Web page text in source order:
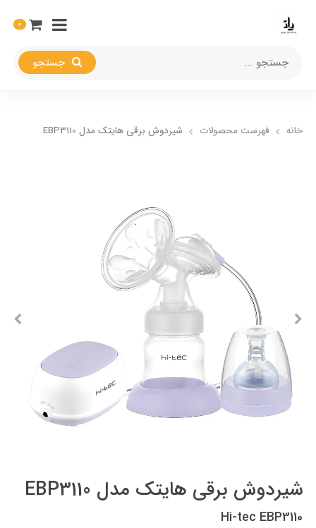
0
خانه فهرست محصولات شیردوش برقی هایتک مدل EBP3110
شیردوش برقی هایتک مدل EBP3110
Hi-tec EBP3110